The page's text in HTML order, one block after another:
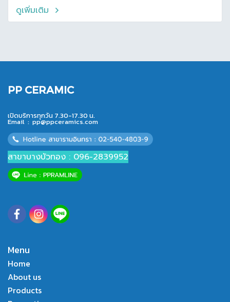
ดูเพิ่มเติม
PP CERAMIC
เปิดบริการทุกวัน 7.30-17.30 น.
Email : pp@ppceramics.com
สาขาบางบัวทอง : 096-2839952
Menu
Home
About us
Products